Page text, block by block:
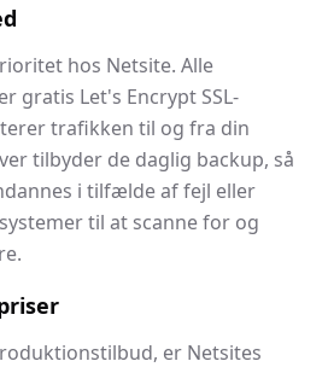
hos Netsite. Alle
gratis Let's Encrypt SSL-
trafikken til og fra din
tilbyder de daglig backup, så
i tilfælde af fejl eller
til at scanne for og
er Netsites